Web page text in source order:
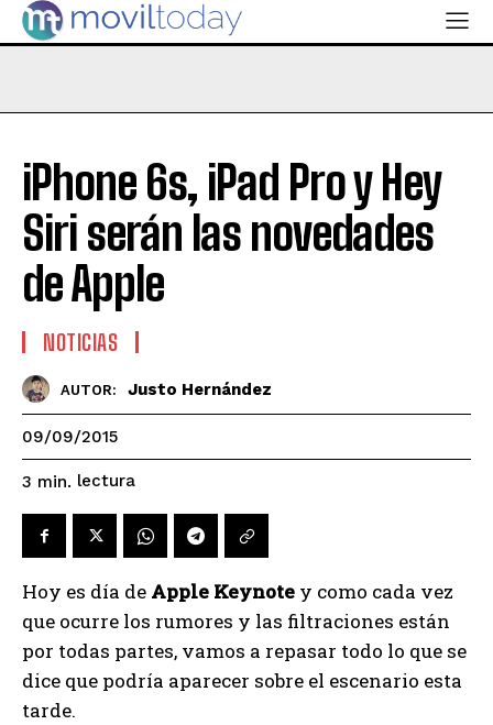
iPhone 6s, iPad Pro y Hey
Siri serán las novedades
de Apple
NOTICIAS
AUTOR: Justo Hernández
09/09/2015
3 min. lectura
Hoy es día de Apple Keynote y como cada vez
que ocurre los rumores y las filtraciones están
por todas partes, vamos a repasar todo lo que se
dice que podría aparecer sobre el escenario esta
tarde.